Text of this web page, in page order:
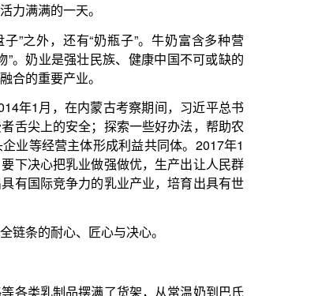
益共同体。2017年1
业产业，培育出具有世
决心。
货架，从常温奶到巴氏
某种意义上算是新兴产
国人均乳制品消费量
农村部食物与营养发
产奶消费信心严重受
万吨。从量上看，奶